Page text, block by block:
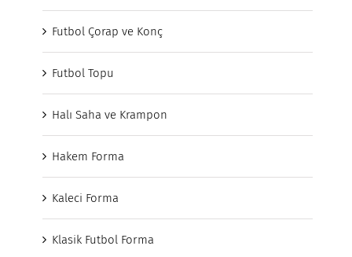
Futbol Çorap ve Konç
Futbol Topu
Halı Saha ve Krampon
Hakem Forma
Kaleci Forma
Klasik Futbol Forma